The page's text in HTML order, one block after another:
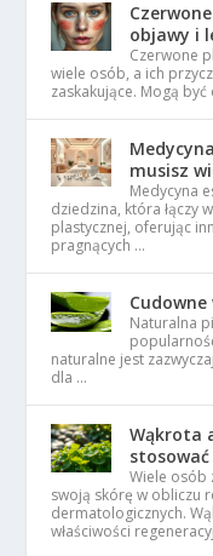
objawy i
Czerwone
wiele osób, a ich
zaskakujące. Mogą
musisz
Medycyna
dziedzina, która łączy
plastycznej, oferując
pragnących …
Cudowne
Naturalna
naturalne jest
dla …
Wąkrota
stosować
Wiele osób
swoją skórę w obliczu
dermatologicznych.
właściwości